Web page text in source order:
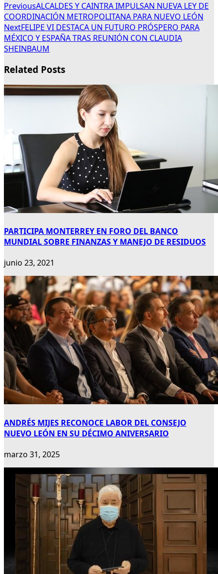
PreviousALCALDES Y CAINTRA IMPULSAN NUEVA LEY DE
COORDINACIÓN METROPOLITANA PARA NUEVO LEÓN
NextFELIPE VI DESTACA UN FUTURO PRÓSPERO PARA
MÉXICO Y ESPAÑA TRAS REUNIÓN CON CLAUDIA
SHEINBAUM
Related Posts
PARTICIPA MONTERREY EN FORO DEL BANCO
MUNDIAL SOBRE FINANZAS Y MANEJO DE RESIDUOS
junio 23, 2021
ANDRÉS MIJES RECONOCE LABOR DEL CONSEJO
NUEVO LEÓN EN SU DÉCIMO ANIVERSARIO
marzo 31, 2025